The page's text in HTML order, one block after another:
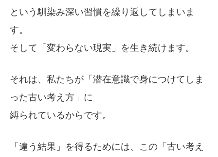
という馴染み深い習慣を繰り返してしまいま
す。
そして「変わらない現実」を生き続けます。
それは、私たちが「潜在意識で身につけてしま
った古い考え方」に
縛られているからです。
「違う結果」を得るためには、この「古い考え